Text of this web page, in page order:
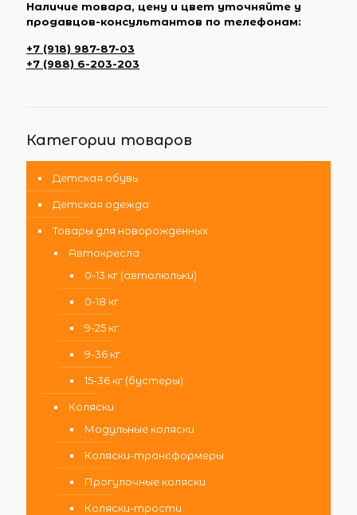
Наличие товара, цену и цвет уточняйте у
продавцов-консультантов по телефонам:
+7 (918) 987-87-03
+7 (988) 6-203-203
Категории товаров
Детская обувь
Детская одежда
Товары для новорожденных
Автокресла
0-13 кг (автолюльки)
0-18 кг
9-25 кг
9-36 кг
15-36 кг (бустеры)
Коляски
Модульные коляски
Коляски-трансформеры
Прогулочные коляски
Коляски-трости